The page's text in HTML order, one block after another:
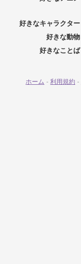
好きなキャラクター
好きな動物
好きなことば
ホーム - 利用規約 -